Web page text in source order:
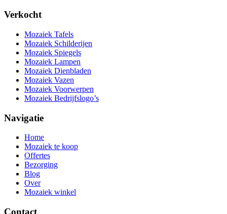
Verkocht
Mozaiek Tafels
Mozaiek Schilderijen
Mozaiek Spiegels
Mozaiek Lampen
Mozaiek Dienbladen
Mozaiek Vazen
Mozaiek Voorwerpen
Mozaiek Bedrijfslogo’s
Navigatie
Home
Mozaiek te koop
Offertes
Bezorging
Blog
Over
Mozaiek winkel
Contact